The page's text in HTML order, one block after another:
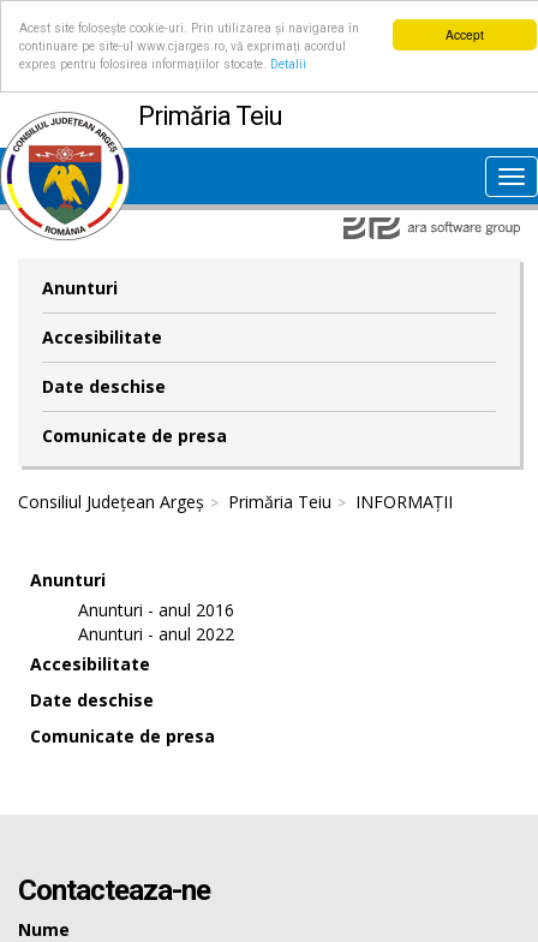
Accept
Acest site folosește cookie-uri. Prin utilizarea și navigarea în
continuare pe site-ul www.cjarges.ro, vă exprimați acordul
expres pentru folosirea informațiilor stocate.
Detalii
Primăria Teiu
Anunturi
Accesibilitate
Date deschise
Comunicate de presa
Consiliul Județean Argeș Primăria Teiu INFORMAȚII
Anunturi
Anunturi - anul 2016
Anunturi - anul 2022
Accesibilitate
Date deschise
Comunicate de presa
Contacteaza-ne
Nume